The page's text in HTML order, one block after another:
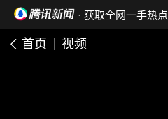
· 获取全网一手热点
首页 视频